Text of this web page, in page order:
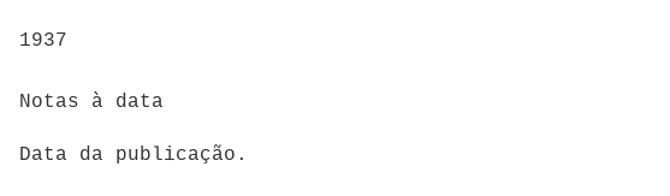
1937
Notas à data
Data da publicação.